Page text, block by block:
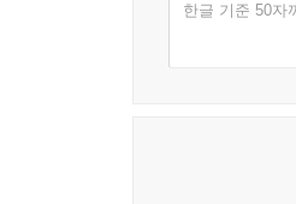
한글 기준 50자